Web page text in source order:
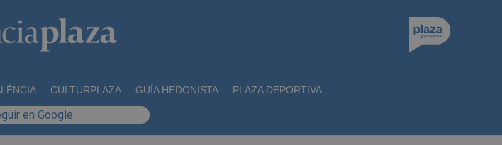
CULTURPLAZA GUÍA HEDONISTA PLAZA DEPORTIVA
en Google